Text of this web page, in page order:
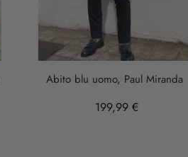
Abito blu uomo, Paul Miranda
199,99 €